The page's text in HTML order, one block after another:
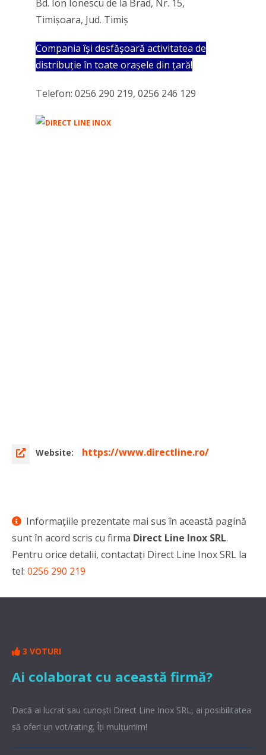
Bd. Ion Ionescu de la Brad, Nr. 15,
Timișoara, Jud. Timiș
Compania își desfășoară activitatea de
distribuție în toate orașele din țară!
Telefon: 0256 290 219, 0256 246 129
Website: https://www.directline.ro/
Informaţiile prezentate mai sus în această pagină
sunt în acord scris cu firma Direct Line Inox SRL.
Pentru orice detalii, contactaţi Direct Line Inox SRL la
tel: 0256 290 219
3 VOTURI
Ai colaborat cu această firmă?
Dacă ai lucrat sau cunoşti Direct Line Inox SRL, ai posibilitatea
să oferi un vot/rating. Îți mulțumim!